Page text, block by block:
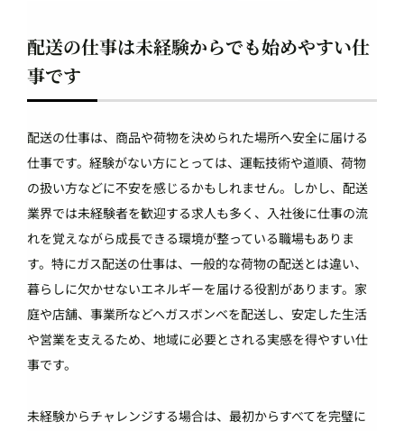
配送の仕事は未経験からでも始めやすい仕
事です
配送の仕事は、商品や荷物を決められた場所へ安全に届ける
仕事です。経験がない方にとっては、運転技術や道順、荷物
の扱い方などに不安を感じるかもしれません。しかし、配送
業界では未経験者を歓迎する求人も多く、入社後に仕事の流
れを覚えながら成長できる環境が整っている職場もありま
す。特にガス配送の仕事は、一般的な荷物の配送とは違い、
暮らしに欠かせないエネルギーを届ける役割があります。家
庭や店舗、事業所などへガスボンベを配送し、安定した生活
や営業を支えるため、地域に必要とされる実感を得やすい仕
事です。
未経験からチャレンジする場合は、最初からすべてを完璧に